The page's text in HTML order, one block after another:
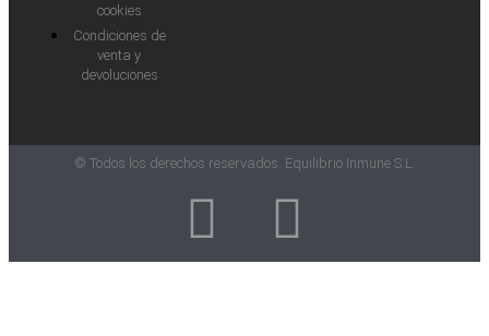
cookies
Condiciones de
venta y
devoluciones
© Todos los derechos reservados. Equilibrio Inmune S.L.